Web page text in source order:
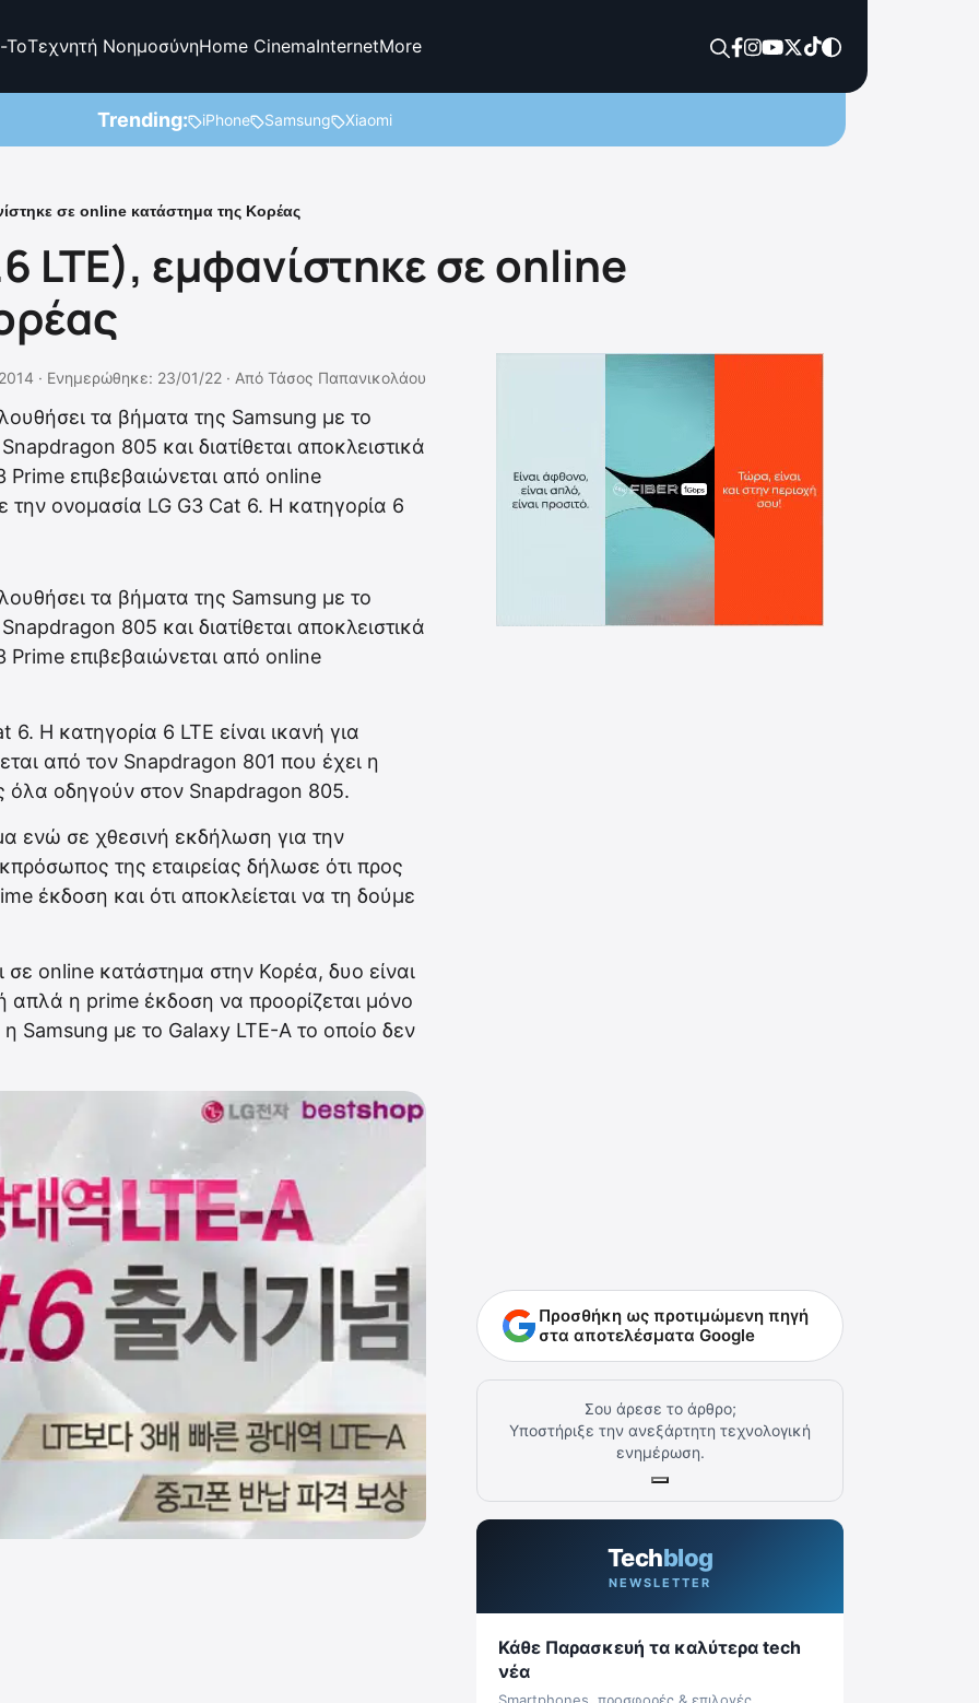
ToΤεχνητή ΝοημοσύνηHome CinemaInternetMore
Trending: iPhone Samsung Xiaomi
σε online κατάστημα της Κορέας
LTE), εμφανίστηκε σε online
· Ενημερώθηκε: 23/01/22 · Από Τάσος Παπανικολάου
τα βήματα της Samsung με το
805 και διατίθεται αποκλειστικά
Prime επιβεβαιώνεται από online
την ονομασία LG G3 Cat 6. Η κατηγορία 6
τα βήματα της Samsung με το
805 και διατίθεται αποκλειστικά
Prime επιβεβαιώνεται από online
Η κατηγορία 6 LTE είναι ικανή για
από τον Snapdragon 801 που έχει η
όλα οδηγούν στον Snapdragon 805.
ενώ σε χθεσινή εκδήλωση για την
της εταιρείας δήλωσε ότι προς
έκδοση και ότι αποκλείεται να τη δούμε
online κατάστημα στην Κορέα, δυο είναι
απλά η prime έκδοση να προορίζεται μόνο
Samsung με το Galaxy LTE-A το οποίο δεν
Προσθήκη ως προτιμώμενη πηγή
στα αποτελέσματα Google
Σου άρεσε το άρθρο;
Υποστήριξε την ανεξάρτητη τεχνολογική
ενημέρωση.
Techblog
NEWSLETTER
Κάθε Παρασκευή τα καλύτερα tech
νέα